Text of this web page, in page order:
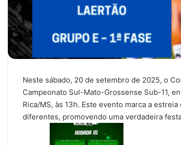
Neste sábado, 20 de setembro de 2025, o
Campeonato Sul-Mato-Grossense Sub-11,
Rica/MS, às 13h. Este evento marca a
diferentes, promovendo uma verdadeira